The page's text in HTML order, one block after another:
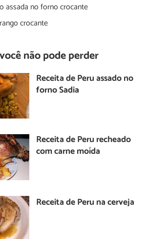
assada no forno crocante
crocante
não pode perder
Receita de Peru assado no
forno Sadia
Receita de Peru recheado
com carne moída
Receita de Peru na cerveja